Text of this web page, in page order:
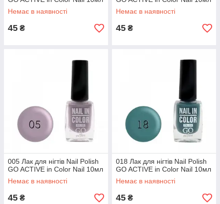
Немає в наявності
45 ₴
Немає в наявності
45 ₴
005 Лак для нігтів Nail Polish
GO ACTIVE in Color Nail 10мл
Немає в наявності
45 ₴
018 Лак для нігтів Nail Polish
GO ACTIVE in Color Nail 10мл
Немає в наявності
45 ₴